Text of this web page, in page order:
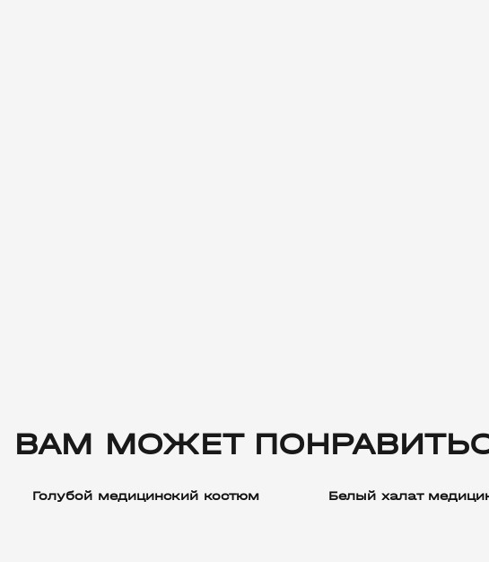
ВАМ МОЖЕТ
Голубой медицинский костюм Белый халат